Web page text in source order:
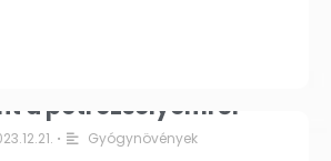
a petrezselyemről
• Gyógynövények